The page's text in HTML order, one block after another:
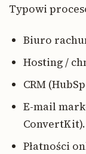
Typowi
Biuro
Hosting /
CRM
E-mail
ConvertKit).
Płatności